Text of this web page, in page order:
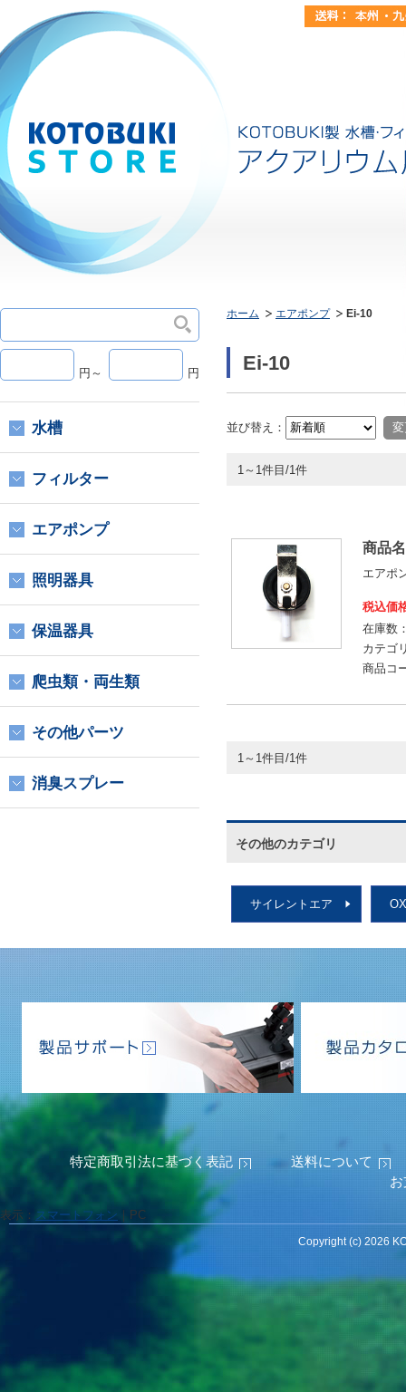
ホーム エアポンプ Ei-10
Ei-10
並び替え：
1～1件目/1件
商品
エアポ
税込価
在庫数
カテゴ
商品コ
1～1件目/1件
その他のカテゴリ
サイレントエア
円～ 円
水槽
フィルター
エアポンプ
照明器具
保温器具
爬虫類・両生類
その他パーツ
消臭スプレー
特定商取引法に基づく表記
送料について
表示： スマートフォン PC
Copyright (c) 2026